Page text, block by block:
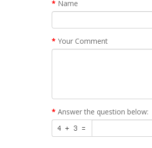
Name
Your Comment
Answer the question below: